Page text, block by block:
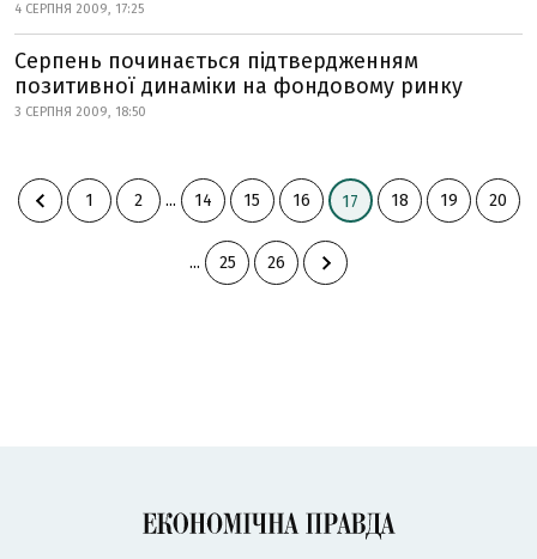
4 СЕРПНЯ 2009, 17:25
Серпень починається підтвердженням
позитивної динаміки на фондовому ринку
3 СЕРПНЯ 2009, 18:50
1 2 ... 14 15 16 17 18 19 20
... 25 26